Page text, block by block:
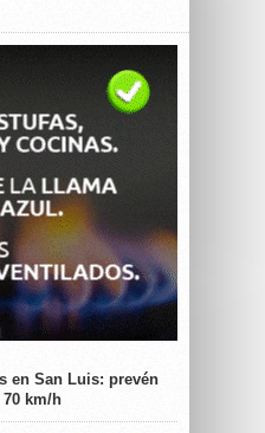
en San Luis: prevén
km/h